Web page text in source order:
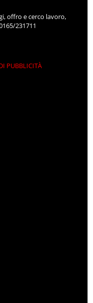
offro e cerco lavoro,
231711
PUBBLICITÀ